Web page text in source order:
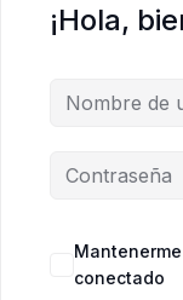
¡Hola,
Mantenerme
conectado